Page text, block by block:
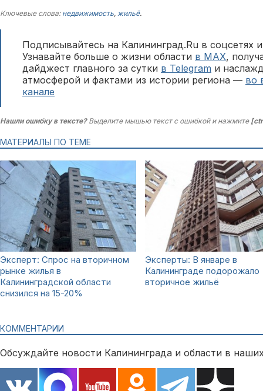
Ключевые слова: недвижимость, жильё.
Подписывайтесь на Калининград.Ru в соцсетях
Узнавайте больше о жизни области в MAX,
дайджест главного за сутки в Telegram и
атмосферой и фактами из истории региона — во
канале
Нашли ошибку в тексте?Выделите мышью текст с ошибкой и нажмите
МАТЕРИАЛЫ ПО ТЕМЕ
Эксперт: Спрос на вторичном
рынке жилья в
Калининградской области
снизился на 15-20%
Эксперты: В январе в
Калининграде подорожало
вторичное жильё
КОММЕНТАРИИ
Обсуждайте новости Калининграда и области в